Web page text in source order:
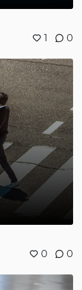
1 0
0 0